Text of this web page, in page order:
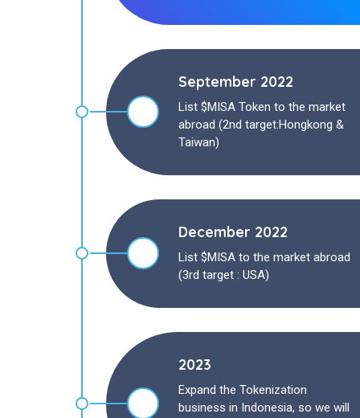
September 2022
List $MISA Token to the market
abroad (2nd target:Hongkong &
Taiwan)
December 2022
List $MISA to the market abroad
(3rd target : USA)
2023
Expand the Tokenization
business in Indonesia, so we will